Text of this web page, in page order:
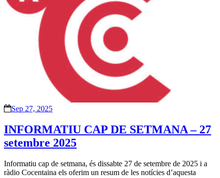
Sep 27, 2025
INFORMATIU CAP DE SETMANA – 27
setembre 2025
Informatiu cap de setmana, és dissabte 27 de setembre de 2025 i a
ràdio Cocentaina els oferim un resum de les notícies d’aquesta